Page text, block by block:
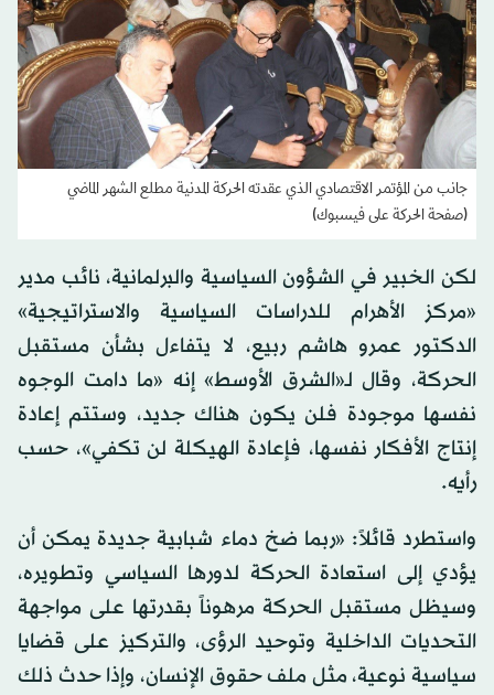
جانب من المؤتمر الاقتصادي الذي عقدته الحركة المدنية مطلع الشهر الماضي
(صفحة الحركة على فيسبوك)
لكن الخبير في الشؤون السياسية والبرلمانية، نائب مدير
«مركز الأهرام للدراسات السياسية والاستراتيجية»
الدكتور عمرو هاشم ربيع، لا يتفاءل بشأن مستقبل
الحركة، وقال لـ«الشرق الأوسط» إنه «ما دامت الوجوه
نفسها موجودة فلن يكون هناك جديد، وستتم إعادة
إنتاج الأفكار نفسها، فإعادة الهيكلة لن تكفي»، حسب
رأيه.
واستطرد قائلاً: «ربما ضخ دماء شبابية جديدة يمكن أن
يؤدي إلى استعادة الحركة لدورها السياسي وتطويره،
وسيظل مستقبل الحركة مرهوناً بقدرتها على مواجهة
التحديات الداخلية وتوحيد الرؤى، والتركيز على قضايا
سياسية نوعية، مثل ملف حقوق الإنسان، وإذا حدث ذلك